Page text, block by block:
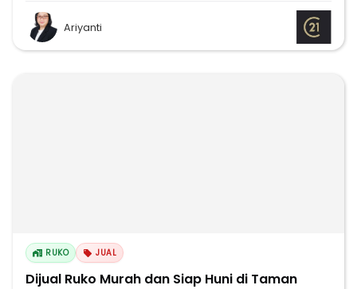
Ariyanti
RUKO JUAL
Dijual Ruko Murah dan Siap Huni di Taman